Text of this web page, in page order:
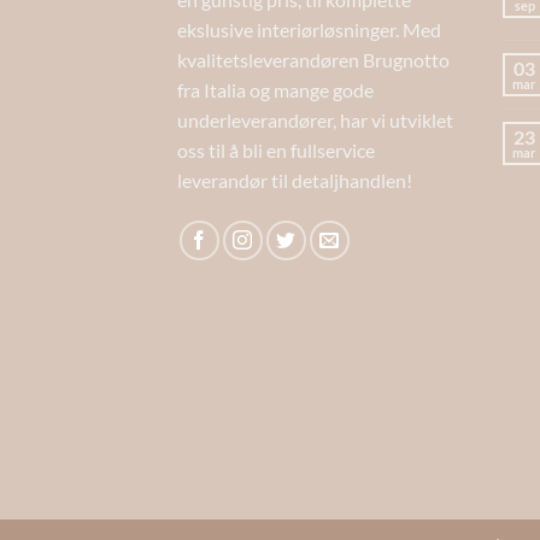
ekslusive interiørløsninger. Med
kvalitetsleverandøren Brugnotto
fra Italia og mange gode
underleverandører, har vi utviklet
oss til å bli en fullservice
leverandør til detaljhandlen!
sep
03
mar
23
mar